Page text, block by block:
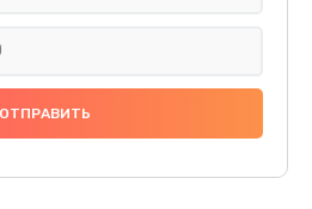
Прошивка